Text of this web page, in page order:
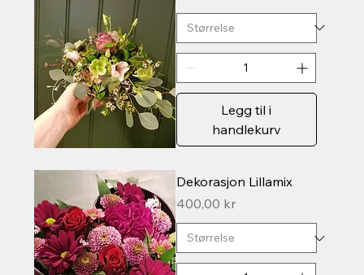
Legg til i
handlekurv
Dekorasjon Lillamix
Pris
400,00 kr